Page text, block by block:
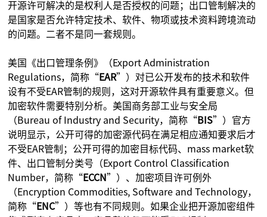
开源许可解决的是权利人是否授权的问题；出口管制解决的
是国家是否允许特定技术、软件、物项或技术资料跨境流动
的问题。二者不是同一套规则。
美国《出口管理条例》（Export Administration
Regulations，简称“EAR”）对已公开发布的技术和软件
设有不受EAR管制的规则，这对开源软件具有重要意义。但
加密软件需要特别分析。美国商务部工业与安全局
（Bureau of Industry and Security，简称“BIS”）官方
说明显示，公开可得的加密源代码在满足相应通知要求后才
不受EAR管制；公开可得的加密目标代码、mass market软
件、出口管制分类号（Export Control Classification
Number，简称“ECCN”）、加密项目许可例外
（Encryption Commodities, Software and Technology，
简称“ENC”）等也有不同规则。如果企业把开源加密组件